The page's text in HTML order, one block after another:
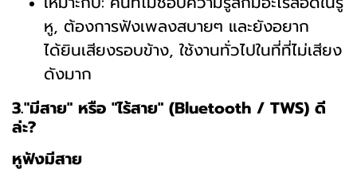
หู, ต้องการฟังเพลงสบายๆ และยังอยาก
ได้ยินเสียงรอบข้าง, ใช้งานทั่วไปในที่ที่ไม่เสียง
ดังมาก
3."มีสาย" หรือ "ไร้สาย" (Bluetooth / TWS) ดี
ล่ะ?
หูฟังมีสาย